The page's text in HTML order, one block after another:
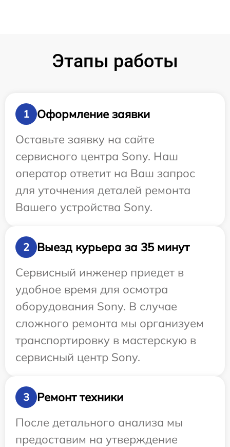
Этапы работы
1
Оформление заявки
Оставьте заявку на сайте
сервисного центра Sony. Наш
оператор ответит на Ваш запрос
для уточнения деталей ремонта
Вашего устройства Sony.
2
Выезд курьера за 35 минут
Сервисный инженер приедет в
удобное время для осмотра
оборудования Sony. В случае
сложного ремонта мы организуем
транспортировку в мастерскую в
сервисный центр Sony.
3
Ремонт техники
После детального анализа мы
предоставим на утверждение